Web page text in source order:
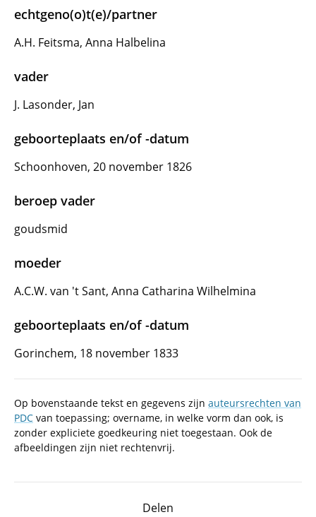
echtgeno(o)t(e)/partner
A.H. Feitsma, Anna Halbelina
vader
J. Lasonder, Jan
geboorteplaats en/of -datum
Schoonhoven, 20 november 1826
beroep vader
goudsmid
moeder
A.C.W. van 't Sant, Anna Catharina Wilhelmina
geboorteplaats en/of -datum
Gorinchem, 18 november 1833
Op bovenstaande tekst en gegevens zijn auteursrechten van
PDC van toepassing; overname, in welke vorm dan ook, is
zonder expliciete goedkeuring niet toegestaan. Ook de
afbeeldingen zijn niet rechtenvrij.
Delen